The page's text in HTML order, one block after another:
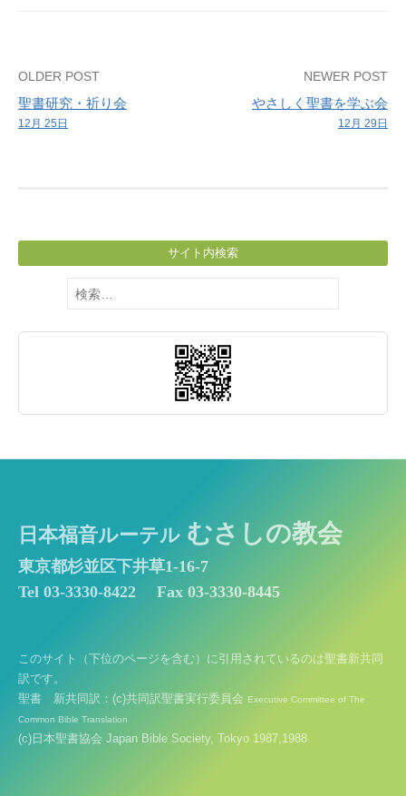
Post
navigation
OLDER POST
聖書研究・祈り会
12月 25日
NEWER POST
やさしく聖書を学ぶ会
12月 29日
サイト内検索
検
索:
日本福音ルーテル むさしの教会
東京都杉並区下井草1-16-7
Tel 03-3330-8422
Fax 03-3330-8445
このサイト（下位のページを含む）に引用されているのは聖書新共同
訳です。
聖書 新共同訳：(c)共同訳聖書実行委員会 Executive Committee of The
Common Bible Translation
(c)日本聖書協会 Japan Bible Society, Tokyo 1987,1988